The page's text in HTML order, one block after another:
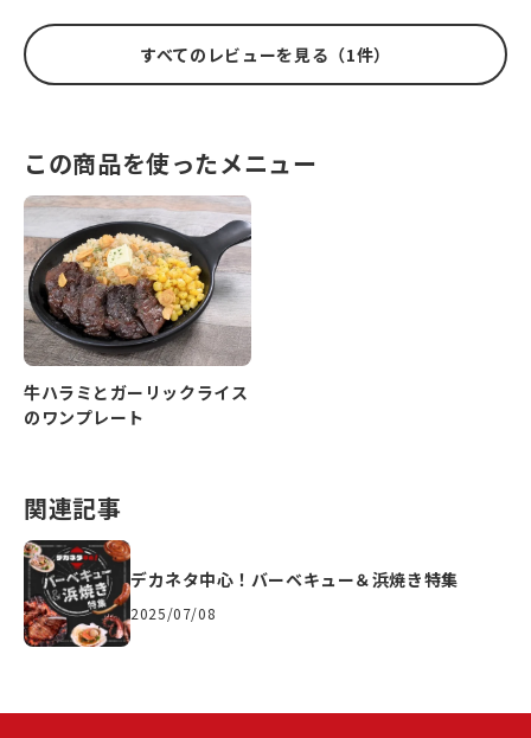
すべてのレビューを見る（1件）
この商品を使ったメニュー
牛ハラミとガーリックライス
のワンプレート
関連記事
デカネタ中心！バーベキュー＆浜焼き特集
2025/07/08